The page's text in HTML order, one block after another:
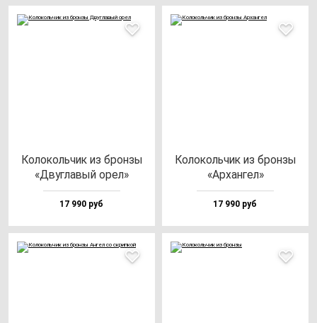
Коло­коль­чик из брон­зы
«Двуг­ла­вый орел»
17 990 руб
Коло­коль­чик из брон­зы
«Архан­гел»
17 990 руб